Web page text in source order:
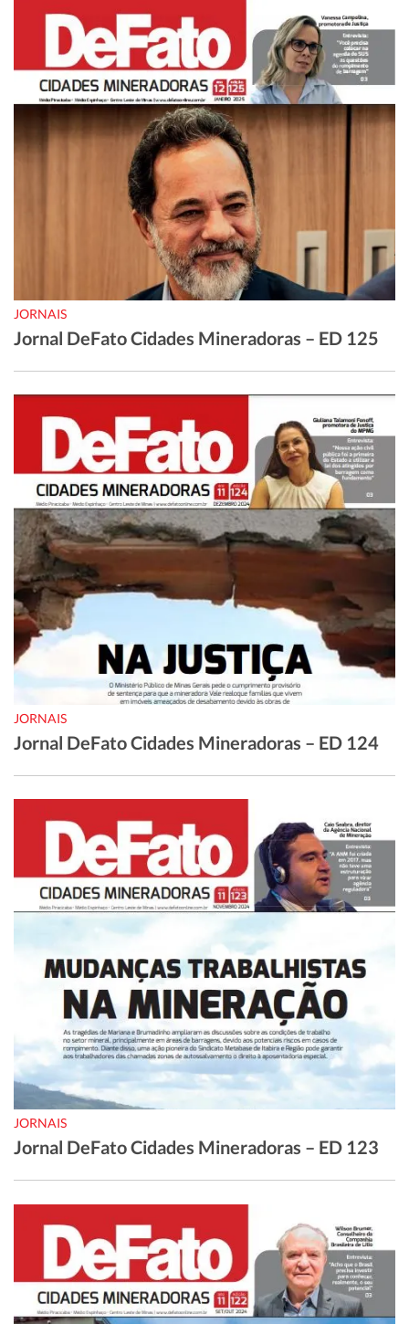
JORNAIS
Jornal DeFato Cidades Mineradoras – ED 125
JORNAIS
Jornal DeFato Cidades Mineradoras – ED 124
JORNAIS
Jornal DeFato Cidades Mineradoras – ED 123